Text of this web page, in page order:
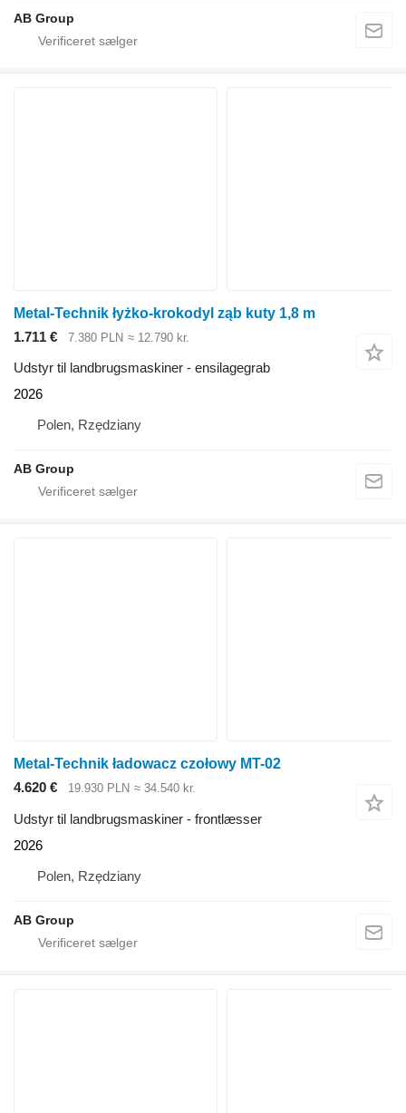
AB Group
Metal-Technik łyżko-krokodyl ząb kuty 1,8 m
1.711 €
7.380 PLN ≈ 12.790 kr.
Udstyr til landbrugsmaskiner - ensilagegrab
2026
Polen, Rzędziany
AB Group
Metal-Technik ładowacz czołowy MT-02
4.620 €
19.930 PLN ≈ 34.540 kr.
Udstyr til landbrugsmaskiner - frontlæsser
2026
Polen, Rzędziany
AB Group